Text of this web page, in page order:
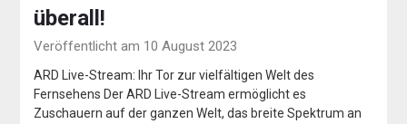
überall!
Veröffentlicht am 10 August 2023
ARD Live-Stream: Ihr Tor zur vielfältigen Welt des
Fernsehens Der ARD Live-Stream ermöglicht es
Zuschauern auf der ganzen Welt, das breite Spektrum an